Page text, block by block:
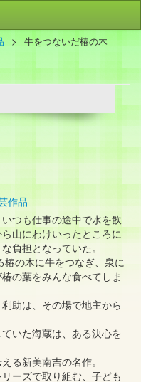
牛をつないだ椿の木
作品
つも仕事の途中で水を飲
山にわけいったところに
負担となっていた。
の木に牛をつなぎ、泉に
の葉をみんな食べてしま
助は、その場で地主から
いた海蔵は、ある決心を
る新美南吉の名作。
ーズで取り組む、子ども